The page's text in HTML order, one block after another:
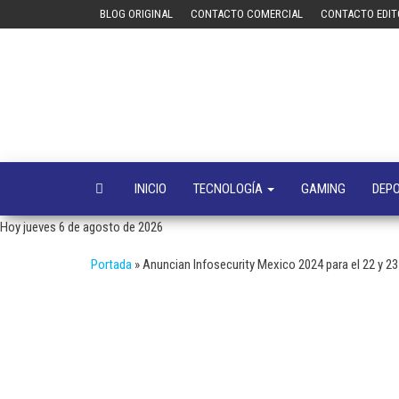
BLOG ORIGINAL CONTACTO COMERCIAL CONTACTO
INICIO TECNOLOGÍA GAMING
Hoy jueves 6 de agosto de 2026
Portada »Anuncian Infosecurity Mexico 2024 para el 22 y